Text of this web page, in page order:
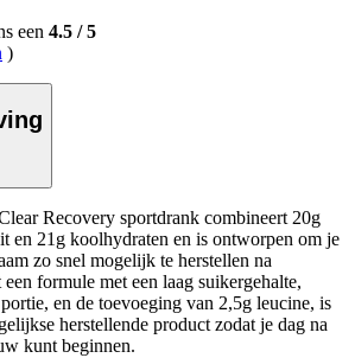
een 4.5 /5
)
Recovery sportdrank combineert 20g
en 21g koolhydraten en is ontworpen om je
zo snel mogelijk te herstellen na
formule met een laag suikergehalte,
en de toevoeging van 2,5g leucine, is
herstellende product zodat je dag na
kunt beginnen.